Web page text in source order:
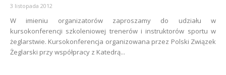
3 listopada 2012
W imieniu organizatorów zaproszamy do udziału w
kursokonferencji szkoleniowej trenerów i instruktorów sportu w
żeglarstwie. Kursokonferencja organizowana przez Polski Związek
Żeglarski przy współpracy z Katedrą...